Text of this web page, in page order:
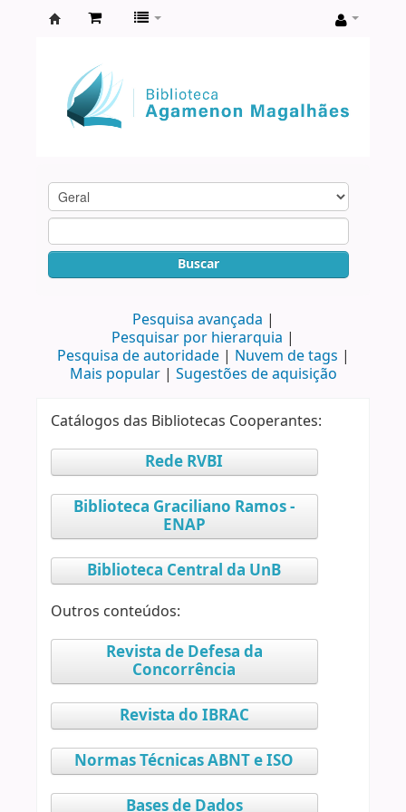
Agamenon
Magalhães
Buscar
Pesquisa avançada
Pesquisar por hierarquia
Pesquisa de autoridade
Nuvem de tags
Mais popular
Sugestões de aquisição
Catálogos das Bibliotecas Cooperantes:
Rede RVBI
Biblioteca Graciliano Ramos -
ENAP
Biblioteca Central da UnB
Outros conteúdos:
Revista de Defesa da
Concorrência
Revista do IBRAC
Normas Técnicas ABNT e ISO
Bases de Dados